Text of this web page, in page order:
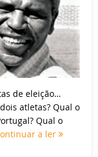
de eleição…
atletas? Qual o
Qual o
a ler